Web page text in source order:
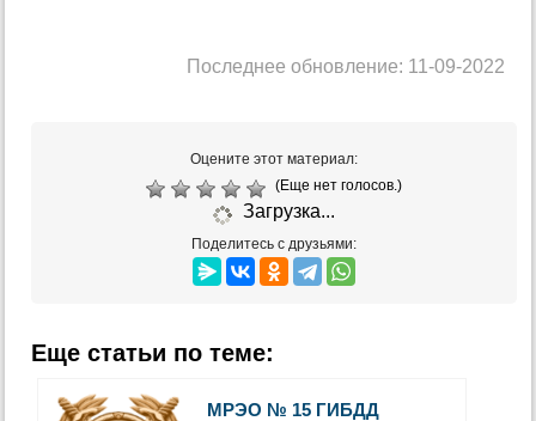
Последнее обновление: 11-09-2022
Оцените этот материал:
(Еще нет голосов.)
Загрузка...
Поделитесь с друзьями:
Еще статьи по теме:
МРЭО № 15 ГИБДД